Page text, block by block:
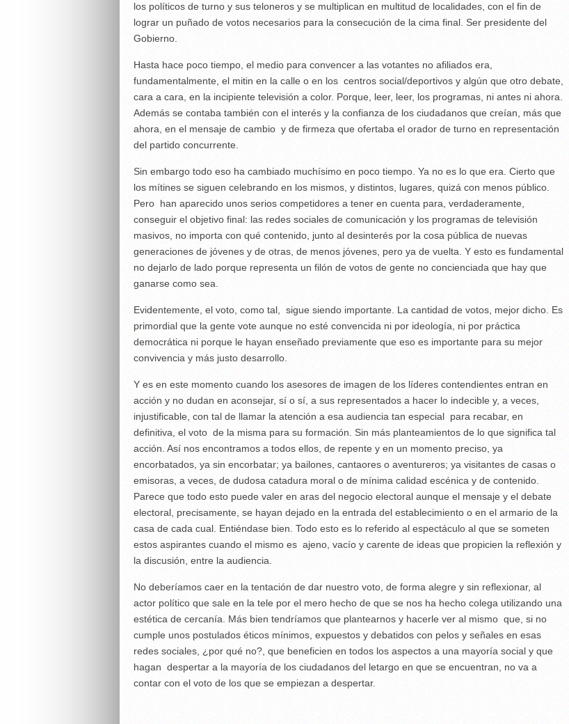
los políticos de turno y sus teloneros y se multiplican en multitud de localidades, con el fin de
lograr un puñado de votos necesarios para la consecución de la cima final. Ser presidente del
Gobierno.
Hasta hace poco tiempo, el medio para convencer a las votantes no afiliados era,
fundamentalmente, el mitin en la calle o en los centros social/deportivos y algún que otro debate,
cara a cara, en la incipiente televisión a color. Porque, leer, leer, los programas, ni antes ni ahora.
Además se contaba también con el interés y la confianza de los ciudadanos que creían, más que
ahora, en el mensaje de cambio y de firmeza que ofertaba el orador de turno en representación
del partido concurrente.
Sin embargo todo eso ha cambiado muchísimo en poco tiempo. Ya no es lo que era. Cierto que
los mítines se siguen celebrando en los mismos, y distintos, lugares, quizá con menos público.
Pero han aparecido unos serios competidores a tener en cuenta para, verdaderamente,
conseguir el objetivo final: las redes sociales de comunicación y los programas de televisión
masivos, no importa con qué contenido, junto al desinterés por la cosa pública de nuevas
generaciones de jóvenes y de otras, de menos jóvenes, pero ya de vuelta. Y esto es fundamental
no dejarlo de lado porque representa un filón de votos de gente no concienciada que hay que
ganarse como sea.
Evidentemente, el voto, como tal, sigue siendo importante. La cantidad de votos, mejor dicho. Es
primordial que la gente vote aunque no esté convencida ni por ideología, ni por práctica
democrática ni porque le hayan enseñado previamente que eso es importante para su mejor
convivencia y más justo desarrollo.
Y es en este momento cuando los asesores de imagen de los líderes contendientes entran en
acción y no dudan en aconsejar, sí o sí, a sus representados a hacer lo indecible y, a veces,
injustificable, con tal de llamar la atención a esa audiencia tan especial para recabar, en
definitiva, el voto de la misma para su formación. Sin más planteamientos de lo que significa tal
acción. Así nos encontramos a todos ellos, de repente y en un momento preciso, ya
encorbatados, ya sin encorbatar; ya bailones, cantaores o aventureros; ya visitantes de casas o
emisoras, a veces, de dudosa catadura moral o de mínima calidad escénica y de contenido.
Parece que todo esto puede valer en aras del negocio electoral aunque el mensaje y el debate
electoral, precisamente, se hayan dejado en la entrada del establecimiento o en el armario de la
casa de cada cual. Entiéndase bien. Todo esto es lo referido al espectáculo al que se someten
estos aspirantes cuando el mismo es ajeno, vacío y carente de ideas que propicien la reflexión y
la discusión, entre la audiencia.
No deberíamos caer en la tentación de dar nuestro voto, de forma alegre y sin reflexionar, al
actor político que sale en la tele por el mero hecho de que se nos ha hecho colega utilizando una
estética de cercanía. Más bien tendríamos que plantearnos y hacerle ver al mismo que, si no
cumple unos postulados éticos mínimos, expuestos y debatidos con pelos y señales en esas
redes sociales, ¿por qué no?, que beneficien en todos los aspectos a una mayoría social y que
hagan despertar a la mayoría de los ciudadanos del letargo en que se encuentran, no va a
contar con el voto de los que se empiezan a despertar.